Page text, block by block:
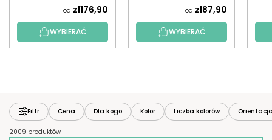
od zł176,90
WYBIERAĆ
od zł87,90
WYBIERAĆ
Filtr Cena Dla kogo Kolor Liczba kolorów
2009 produktów